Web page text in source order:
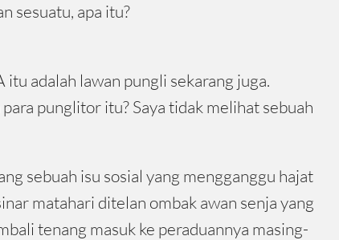
sesuatu, apa itu?
adalah lawan pungli sekarang juga.
punglitor itu? Saya tidak melihat sebuah
sebuah isu sosial yang mengganggu hajat
matahari ditelan ombak awan senja yang
tenang masuk ke peraduannya masing-